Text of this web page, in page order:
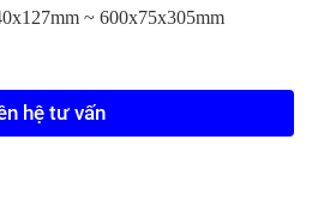
~ 600x75x305mm
hệ tư vấn